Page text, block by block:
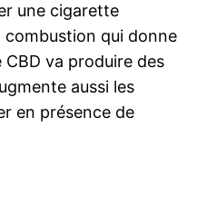
une cigarette
combustion qui donne
va produire des
aussi les
en présence de